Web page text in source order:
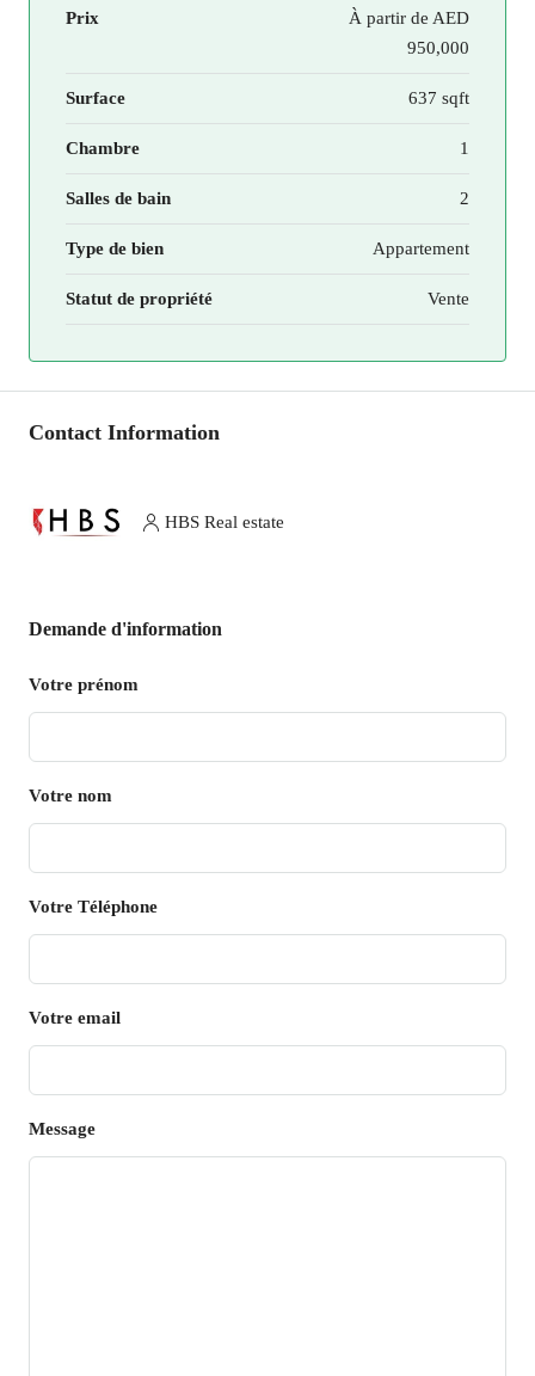
Prix À partir de AED
950,000
Surface 637 sqft
Chambre 1
Salles de bain 2
Type de bien Appartement
Statut de propriété Vente
Contact Information
HBS Real estate
Demande d'information
Votre prénom
Votre nom
Votre Téléphone
Votre email
Message